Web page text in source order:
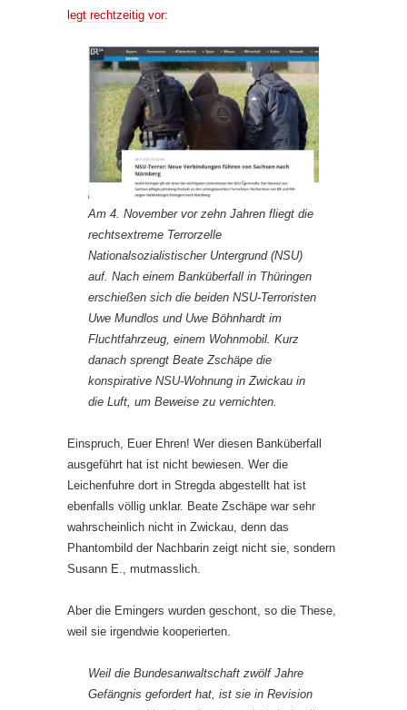
legt rechtzeitig vor:
Am 4. November vor zehn Jahren fliegt die
rechtsextreme Terrorzelle
Nationalsozialistischer Untergrund (NSU)
auf. Nach einem Banküberfall in Thüringen
erschießen sich die beiden NSU-Terroristen
Uwe Mundlos und Uwe Böhnhardt im
Fluchtfahrzeug, einem Wohnmobil. Kurz
danach sprengt Beate Zschäpe die
konspirative NSU-Wohnung in Zwickau in
die Luft, um Beweise zu vernichten.
Einspruch, Euer Ehren! Wer diesen Banküberfall
ausgeführt hat ist nicht bewiesen. Wer die
Leichenfuhre dort in Stregda abgestellt hat ist
ebenfalls völlig unklar. Beate Zschäpe war sehr
wahrscheinlich nicht in Zwickau, denn das
Phantombild der Nachbarin zeigt nicht sie, sondern
Susann E., mutmasslich.
Aber die Emingers wurden geschont, so die These,
weil sie irgendwie kooperierten.
Weil die Bundesanwaltschaft zwölf Jahre
Gefängnis gefordert hat, ist sie in Revision